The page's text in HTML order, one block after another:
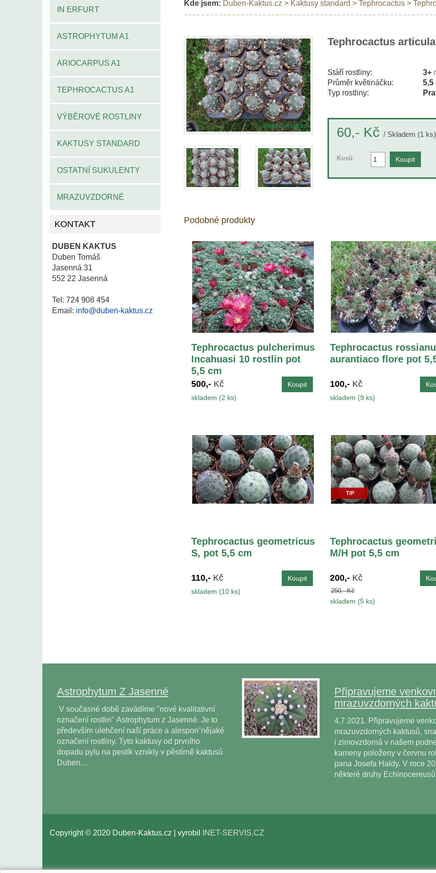
IN ERFURT
ASTROPHYTUM A1
ARIOCARPUS A1
TEPHROCACTUS A1
VÝBĚROVÉ ROSTLINY
KAKTUSY STANDARD
OSTATNÍ SUKULENTY
MRAZUVZDORNÉ
KONTAKT
DUBEN KAKTUS
Duben Tomáš
Jasenná 31
552 22 Jasenná
Tel: 724 908 454
Email: info@duben-kaktus.cz
Kde jsem: Duben-Kaktus.cz > Kaktusy standard > Tephrocactus>
Tephrocactus
Stáří rostliny: 3+
Průměr květináčku:
5,5
Typ rostliny:
60,- Kč / Skladem (1 ks)
Kusů:
Podobné produkty
Tephrocactus pulcherimus
Incahuasi 10 rostlin pot
5,5 cm
500,- Kč
skladem (2 ks)
Tephrocactus
aurantiaco flore pot
100,- Kč
skladem (9 ks)
Tephrocactus geometricus
S, pot 5,5 cm
110,- Kč
skladem (10 ks)
TIP
Tephrocactus
M/H pot 5,5 cm
200,- Kč
250,- Kč
skladem (5 ks)
Astrophytum Z Jasenné
V současné době zavádíme "nové kvalitativní
označení rostlin" Astrophytum z Jasenné. Je to
především ulehčení naší práce a alesponˇnějaké
označení rostliny. Tyto kaktusy od prvního
dopadu pylu na pestík vznikly v pěstírně kaktusů
Duben…
Připravujeme
mrazuvzdorných
4.7 2021. Připravujeme
mrazuvzdorných kaktusů,
i zimovzdorná v našem
kameny položeny v červnu
pana Josefa Haldy. V roce
některé druhy
Copyright © 2020 Duben-Kaktus.cz | vyrobil INET-SERVIS.CZ